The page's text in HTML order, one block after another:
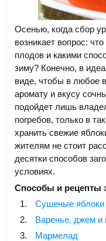
Осенью, когда сбор
возникает вопрос:
плодов и какими
зиму? Конечно, в
виде, чтобы в любое
аромату и вкусу
подойдет лишь
погребов, только в
хранить свежие
жителям не стоит
десятки способов
условиях.
Способы и рецепты
Сушеные яблоки
Варенье, джем и
Мармелад